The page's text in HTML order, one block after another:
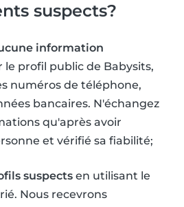
suspects?
information
le profil public de Babysits,
numéros de téléphone,
bancaires. N'échangez
qu'après avoir
et vérifié sa fiabilité;
suspects en utilisant le
Nous recevrons